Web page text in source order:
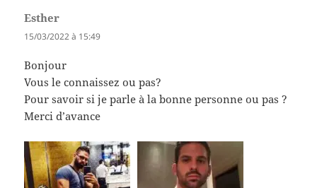
Esther
15/03/2022 à 15:49
Bonjour
Vous le connaissez ou pas?
Pour savoir si je parle à la bonne personne ou pas ?
Merci d’avance